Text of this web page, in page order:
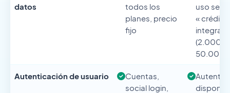
datos
todos los
planes, precio
fijo
uso se
«
(2.000 a
50.000/
Autenticación de usuario
Cuentas,
social login,